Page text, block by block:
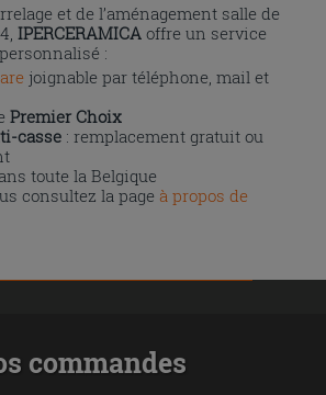
et de l’aménagement salle de
IPERCERAMICA offre un service
:
joignable par téléphone, mail et
Premier Choix
casse : remplacement gratuit ou
toute la Belgique
consultez la page à propos de
commandes